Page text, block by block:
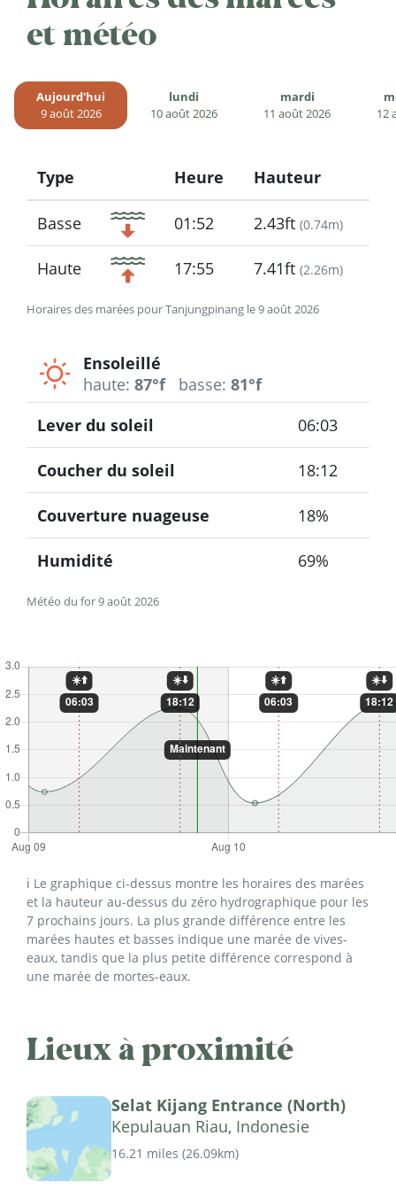
et météo
Aujourd'hui
9 août 2026
lundi
10 août 2026
mardi
11 août 2026
12
Horaires des marées pour Tanjungpinang le 9 août 2026
Type
Icon
Heure Hauteur
Basse 01:52 2.43ft (0.74m)
Haute 17:55 7.41ft (2.26m)
Ensoleillé
haute: 87°f basse: 81°f
Météo du for 9 août 2026
Lever du soleil 06:03
Coucher du soleil 18:12
Couverture nuageuse 18%
Humidité 69%
ℹ️ Le graphique ci-dessus montre les horaires des marées
et la hauteur au-dessus du zéro hydrographique pour les
7 prochains jours. La plus grande différence entre les
marées hautes et basses indique une marée de vives-
eaux, tandis que la plus petite différence correspond à
une marée de mortes-eaux.
Lieux à proximité
Selat Kijang Entrance (North)
Kepulauan Riau, Indonesie
16.21 miles (26.09km)